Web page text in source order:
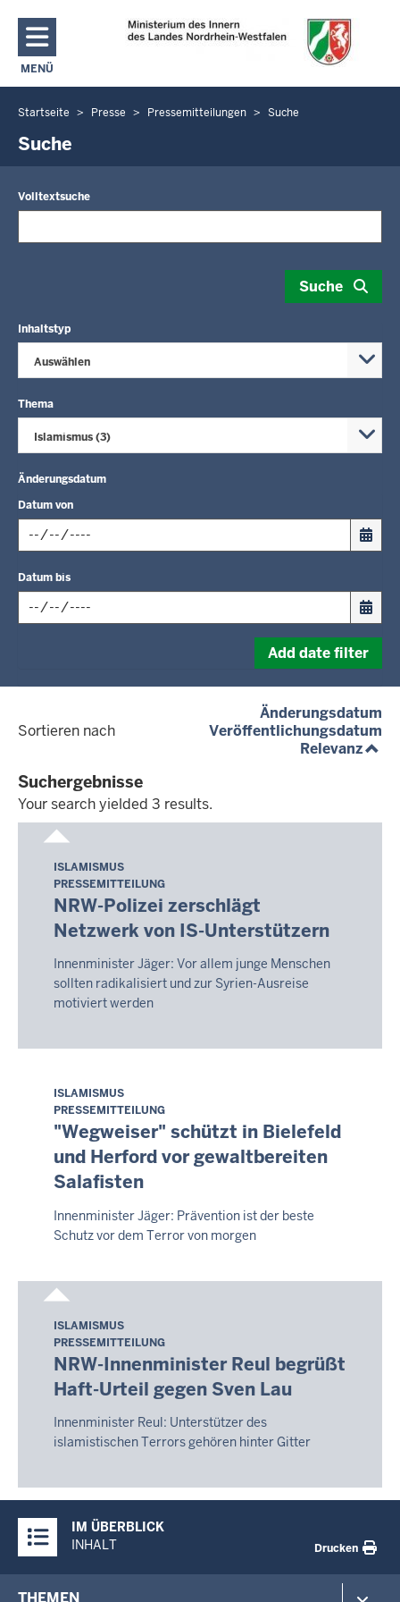
Direkt zum Inhalt
MENÜ
NAVIGATION AKTIVIEREN/DEAKTIVIEREN: MAIN MENU
Sie
befinden
Startseite Presse Pressemitteilungen Suche
Suche
Volltextsuche
Suche
Inhaltstyp
Auswählen
Thema
Islamismus (3)
Änderungsdatum
Datum von
date
format:
Datum bis
dd.mm.yyyy
Add date filter
Sortieren nach
Änderungsdatum
Veröffentlichungsdatum
Relevanz
Suchergebnisse
Your search yielded 3 results.
Your
yielded
results.
Freitag,
7.
August
2026
-
08:06
ISLAMISMUS
PRESSEMITTEILUNG
NRW-Polizei zerschlägt
Netzwerk von IS-Unterstützern
Innenminister Jäger: Vor allem junge Menschen
sollten radikalisiert und zur Syrien-Ausreise
motiviert werden
Freitag,
7.
August
2026
-
08:06
ISLAMISMUS
PRESSEMITTEILUNG
"Wegweiser" schützt in Bielefeld
und Herford vor gewaltbereiten
Salafisten
Innenminister Jäger: Prävention ist der beste
Schutz vor dem Terror von morgen
Freitag,
7.
August
2026
-
08:06
ISLAMISMUS
PRESSEMITTEILUNG
NRW-Innenminister Reul begrüßt
Haft-Urteil gegen Sven Lau
Innenminister Reul: Unterstützer des
islamistischen Terrors gehören hinter Gitter
Inhalte
IM ÜBERBLICK
INHALT
Drucken
THEMEN